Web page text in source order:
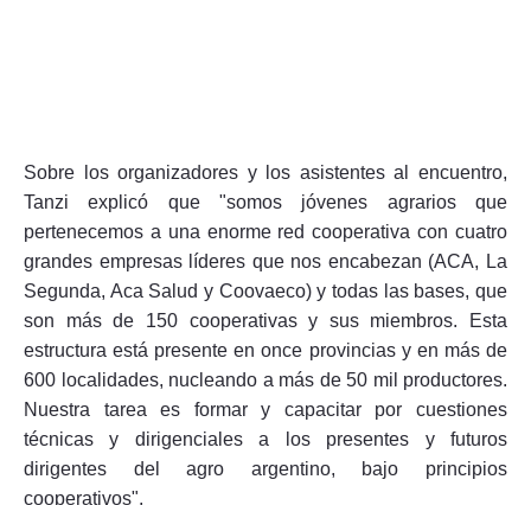
Sobre los organizadores y los asistentes al encuentro,
Tanzi explicó que "somos jóvenes agrarios que
pertenecemos a una enorme red cooperativa con cuatro
grandes empresas líderes que nos encabezan (ACA, La
Segunda, Aca Salud y Coovaeco) y todas las bases, que
son más de 150 cooperativas y sus miembros. Esta
estructura está presente en once provincias y en más de
600 localidades, nucleando a más de 50 mil productores.
Nuestra tarea es formar y capacitar por cuestiones
técnicas y dirigenciales a los presentes y futuros
dirigentes del agro argentino, bajo principios
cooperativos".